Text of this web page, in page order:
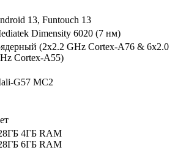
13, Funtouch 13
Dimensity 6020 (7 нм)
(2x2.2 GHz Cortex-A76 & 6x2.0
Cortex-A55)
G57 MC2
4ГБ RAM
6ГБ RAM